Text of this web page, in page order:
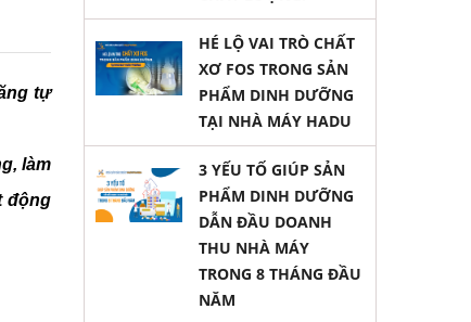
tự
làm
động
HÉ LỘ VAI TRÒ CHẤT
XƠ FOS TRONG SẢN
PHẨM DINH DƯỠNG
TẠI NHÀ MÁY HADU
3 YẾU TỐ GIÚP SẢN
PHẨM DINH DƯỠNG
DẪN ĐẦU DOANH
THU NHÀ MÁY
TRONG 8 THÁNG ĐẦU
NĂM